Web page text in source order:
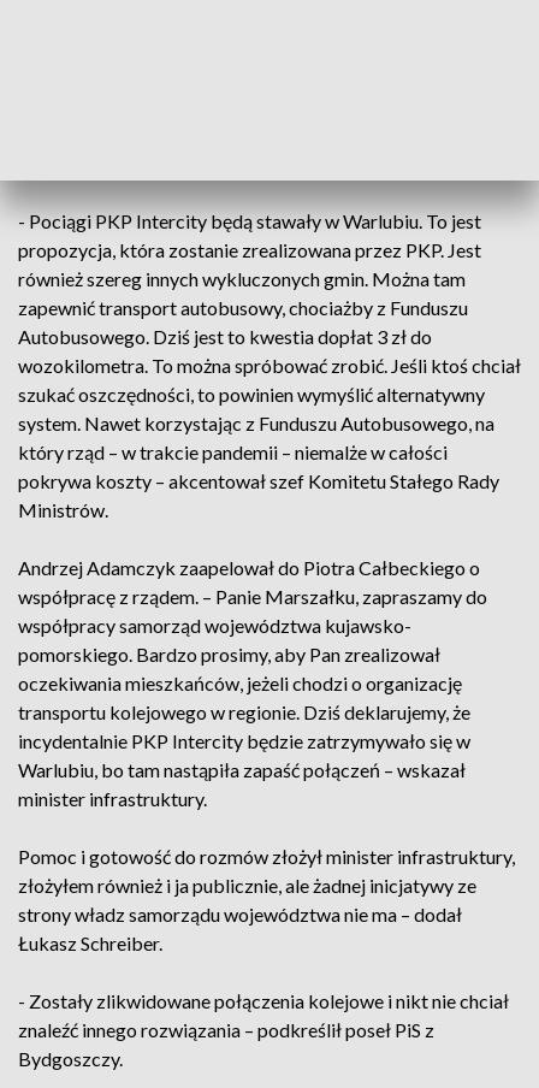
- Pociągi PKP Intercity będą stawały w Warlubiu. To jest
propozycja, która zostanie zrealizowana przez PKP. Jest
również szereg innych wykluczonych gmin. Można tam
zapewnić transport autobusowy, chociażby z Funduszu
Autobusowego. Dziś jest to kwestia dopłat 3 zł do
wozokilometra. To można spróbować zrobić. Jeśli ktoś chciał
szukać oszczędności, to powinien wymyślić alternatywny
system. Nawet korzystając z Funduszu Autobusowego, na
który rząd – w trakcie pandemii – niemalże w całości
pokrywa koszty – akcentował szef Komitetu Stałego Rady
Ministrów.
Andrzej Adamczyk zaapelował do Piotra Całbeckiego o
współpracę z rządem. – Panie Marszałku, zapraszamy do
współpracy samorząd województwa kujawsko-
pomorskiego. Bardzo prosimy, aby Pan zrealizował
oczekiwania mieszkańców, jeżeli chodzi o organizację
transportu kolejowego w regionie. Dziś deklarujemy, że
incydentalnie PKP Intercity będzie zatrzymywało się w
Warlubiu, bo tam nastąpiła zapaść połączeń – wskazał
minister infrastruktury.
Pomoc i gotowość do rozmów złożył minister infrastruktury,
złożyłem również i ja publicznie, ale żadnej inicjatywy ze
strony władz samorządu województwa nie ma – dodał
Łukasz Schreiber.
- Zostały zlikwidowane połączenia kolejowe i nikt nie chciał
znaleźć innego rozwiązania – podkreślił poseł PiS z
Bydgoszczy.